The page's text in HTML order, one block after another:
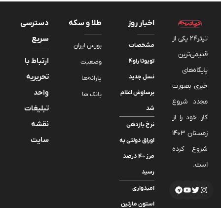
تیتر24 یکی از
قدیمی‌ترین
پایگاه‌های
خبری بصورت
مجدد شروع
کار خود را از
زمستان 1403
شروع کرده
است.
اخبار روز
مشخصات
تویوتا راو۴
نسل جدید
برساوش اعلام
شد
نرخ بازدهی
اوراق دولتی به
مرز ۴۰ درصد
رسید
امیدواری
استون مارتین
طلا و سکه
بورس ایران
وضعیت
یارانه‌ها
بانک ها
دسترسی
سریع
ارتباط با
تحریریه
واحد
تبلیغات
نقشه
سایت